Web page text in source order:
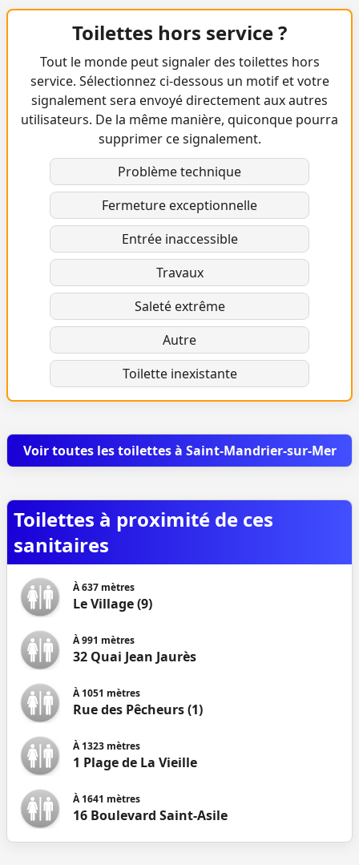
Toilettes hors service ?
Tout le monde peut signaler des toilettes hors
service. Sélectionnez ci-dessous un motif et votre
signalement sera envoyé directement aux autres
utilisateurs. De la même manière, quiconque pourra
supprimer ce signalement.
Problème technique
Fermeture exceptionnelle
Entrée inaccessible
Travaux
Saleté extrême
Autre
Toilette inexistante
Voir toutes les toilettes à Saint-Mandrier-sur-Mer
Toilettes à proximité de ces
sanitaires
À637 mètres
Le Village (9)
À991 mètres
32 Quai Jean Jaurès
À1051 mètres
Rue des Pêcheurs (1)
À1323 mètres
1 Plage de La Vieille
À1641 mètres
16 Boulevard Saint-Asile